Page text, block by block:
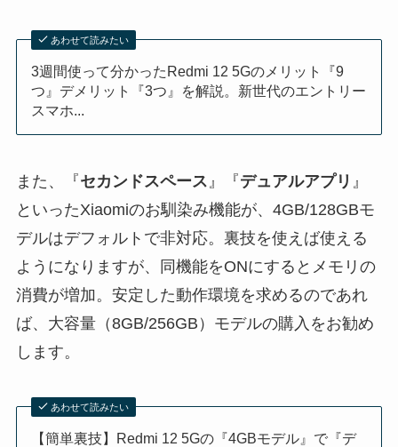
あわせて読みたい
3週間使って分かったRedmi 12 5Gのメリット『9
つ』デメリット『3つ』を解説。新世代のエントリー
スマホ...
また、『セカンドスペース 』『デュアルアプリ 』
といったXiaomiのお馴染み機能が、4GB/128GBモ
デルはデフォルトで非対応。裏技を使えば使える
ようになりますが、同機能をONにするとメモリの
消費が増加。安定した動作環境を求めるのであれ
ば、大容量（8GB/256GB）モデルの購入をお勧め
します。
あわせて読みたい
【簡単裏技】Redmi 12 5Gの『4GBモデル』で『デ